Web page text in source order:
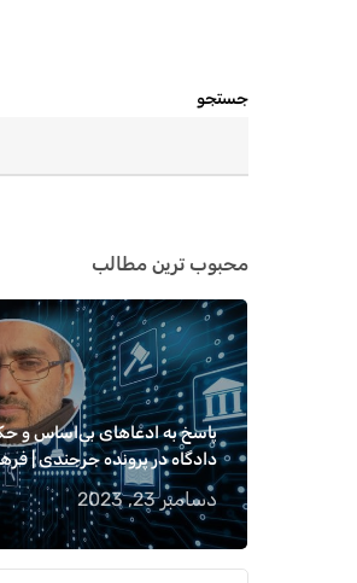
اینتر را برای جستجو و یا ESC برای بستن بفشارید
جستجو
محبوب ترین مطالب
پاسخ به ادعاهای بی‌اساس و
دادگاه در پرونده جرجندی |
دسامبر 23, 2023